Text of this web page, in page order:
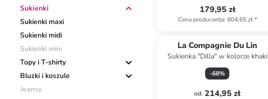
Sukienki
Sukienki maxi
Sukienki midi
Sukienki mini
Topy i T-shirty
Bluzki i koszule
Jeansy
179,95 zł
Cena producenta: 604,65 zł*
La Compagnie Du Lin
Sukienka "Dilla" w kolorze khaki
-68%
od: 214,95 zł